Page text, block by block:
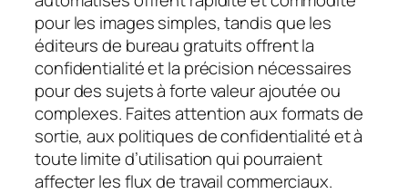
pour les images simples, tandis que les
éditeurs de bureau gratuits offrent la
confidentialité et la précision nécessaires
pour des sujets à forte valeur ajoutée ou
complexes. Faites attention aux formats de
sortie, aux politiques de confidentialité et à
toute limite d’utilisation qui pourraient
affecter les flux de travail commerciaux.